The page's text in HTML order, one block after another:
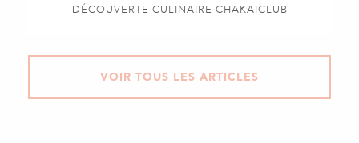
DÉCOUVERTE CULINAIRE CHAKAICLUB
VOIR TOUS LES ARTICLES